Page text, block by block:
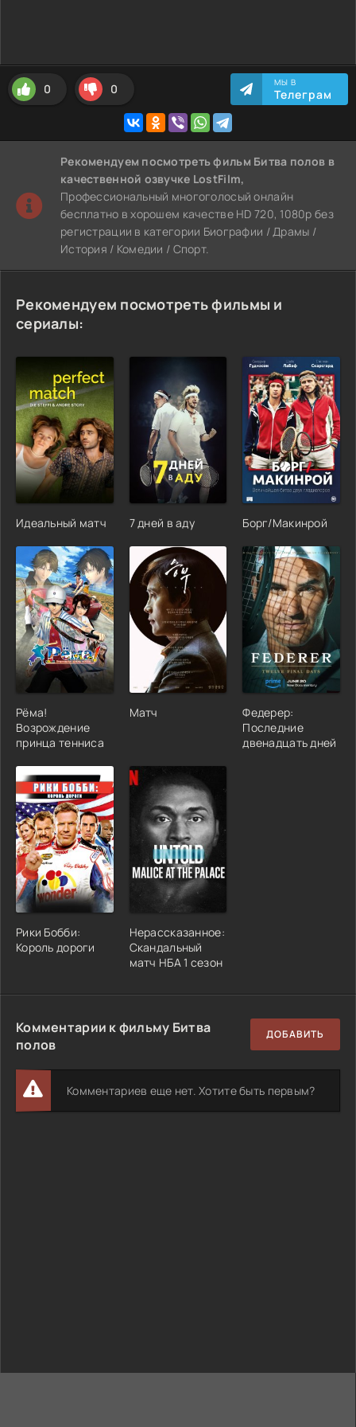
0 0 МЫ В
Телеграм
Рекомендуем посмотреть фильм Битва полов в
качественной озвучке LostFilm,
Профессиональный многоголосый онлайн
бесплатно в хорошем качестве HD 720, 1080p без
регистрации в категории Биографии / Драмы /
История / Комедии / Спорт.
Рекомендуем посмотреть фильмы и
сериалы:
Идеальный матч 7 дней в аду Борг/Макинрой
Рёма!
Возрождение
принца тенниса
Матч
Федерер:
Последние
двенадцать дней
Рики Бобби:
Король дороги
Нерассказанное:
Скандальный
матч НБА 1 сезон
Комментарии к фильму Битва
полов
ДОБАВИТЬ
Комментариев еще нет. Хотите быть первым?